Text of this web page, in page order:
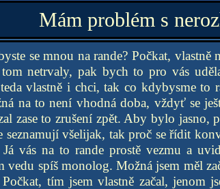
Mám problém s
se mnou na rande? Počkat, vlastně
netrvaly, pak bych to pro vás
vlastně i chci, tak co kdybysme to
na to není vhodná doba, vždyť se
zase to zrušení zpět. Aby bylo jasno,
seznamují všelijak, tak proč se řídit
vás na to rande prostě vezmu a
vedu spíš monolog. Možná jsem měl
tím jsem vlastně začal, jenom